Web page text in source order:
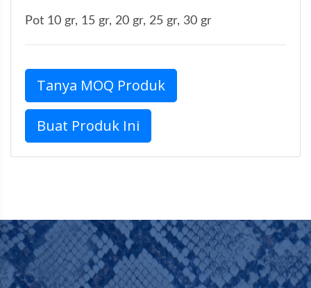
Pot 10 gr, 15 gr, 20 gr, 25 gr, 30 gr
Tanya MOQ Produk
Buat Produk Ini